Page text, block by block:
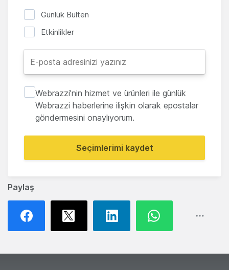
Paylaş
Günlük Bülten
Etkinlikler
Webrazzi'nin hizmet ve ürünleri ile günlük
Webrazzi haberlerine ilişkin olarak epostalar
göndermesini onaylıyorum.
Seçimlerimi kaydet